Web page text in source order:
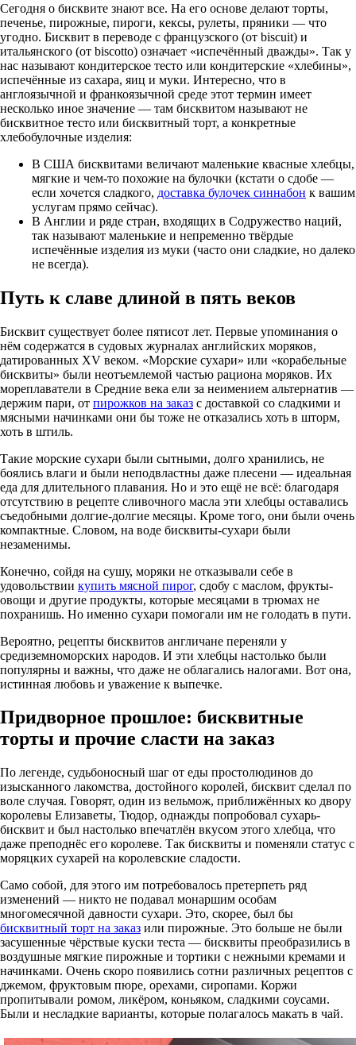
Сегодня о бисквите знают все. На его основе делают торты,
печенье, пирожные, пироги, кексы, рулеты, пряники — что
угодно. Бисквит в переводе с французского (от biscuit) и
итальянского (от biscotto) означает «испечённый дважды». Так у
нас называют кондитерское тесто или кондитерские «хлебины»,
испечённые из сахара, яиц и муки. Интересно, что в
англоязычной и франкоязычной среде этот термин имеет
несколько иное значение — там бисквитом называют не
бисквитное тесто или бисквитный торт, а конкретные
хлебобулочные изделия:
В США бисквитами величают маленькие квасные хлебцы,
мягкие и чем-то похожие на булочки (кстати о сдобе —
если хочется сладкого, доставка булочек синнабон к вашим
услугам прямо сейчас).
В Англии и ряде стран, входящих в Содружество наций,
так называют маленькие и непременно твёрдые
испечённые изделия из муки (часто они сладкие, но далеко
не всегда).
Путь к славе длиной в пять веков
Бисквит существует более пятисот лет. Первые упоминания о
нём содержатся в судовых журналах английских моряков,
датированных XV веком. «Морские сухари» или «корабельные
бисквиты» были неотъемлемой частью рациона моряков. Их
мореплаватели в Средние века ели за неимением альтернатив —
держим пари, от пирожков на заказ с доставкой со сладкими и
мясными начинками они бы тоже не отказались хоть в шторм,
хоть в штиль.
Такие морские сухари были сытными, долго хранились, не
боялись влаги и были неподвластны даже плесени — идеальная
еда для длительного плавания. Но и это ещё не всё: благодаря
отсутствию в рецепте сливочного масла эти хлебцы оставались
съедобными долгие-долгие месяцы. Кроме того, они были очень
компактные. Словом, на воде бисквиты-сухари были
незаменимы.
Конечно, сойдя на сушу, моряки не отказывали себе в
удовольствии купить мясной пирог, сдобу с маслом, фрукты-
овощи и другие продукты, которые месяцами в трюмах не
похранишь. Но именно сухари помогали им не голодать в пути.
Вероятно, рецепты бисквитов англичане переняли у
средиземноморских народов. И эти хлебцы настолько были
популярны и важны, что даже не облагались налогами. Вот она,
истинная любовь и уважение к выпечке.
Придворное прошлое: бисквитные
торты и прочие сласти на заказ
По легенде, судьбоносный шаг от еды простолюдинов до
изысканного лакомства, достойного королей, бисквит сделал по
воле случая. Говорят, один из вельмож, приближённых ко двору
королевы Елизаветы, Тюдор, однажды попробовал сухарь-
бисквит и был настолько впечатлён вкусом этого хлебца, что
даже преподнёс его королеве. Так бисквиты и поменяли статус с
моряцких сухарей на королевские сладости.
Само собой, для этого им потребовалось претерпеть ряд
изменений — никто не подавал монаршим особам
многомесячной давности сухари. Это, скорее, был бы
бисквитный торт на заказ или пирожные. Это больше не были
засушенные чёрствые куски теста — бисквиты преобразились в
воздушные мягкие пирожные и тортики с нежными кремами и
начинками. Очень скоро появились сотни различных рецептов с
джемом, фруктовым пюре, орехами, сиропами. Коржи
пропитывали ромом, ликёром, коньяком, сладкими соусами.
Были и несладкие варианты, которые полагалось макать в чай.